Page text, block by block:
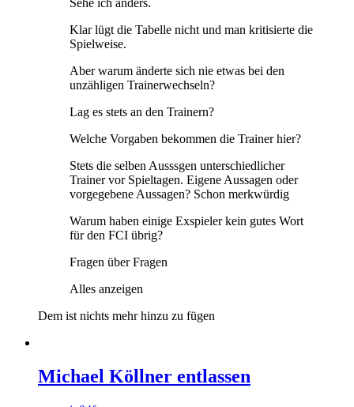
Klar lügt die Tabelle nicht und man kritisierte die
Spielweise.
Aber warum änderte sich nie etwas bei den
unzähligen Trainerwechseln?
Lag es stets an den Trainern?
Welche Vorgaben bekommen die Trainer hier?
Stets die selben Ausssgen unterschiedlicher
Trainer vor Spieltagen. Eigene Aussagen oder
vorgegebene Aussagen? Schon merkwürdig
Warum haben einige Exspieler kein gutes Wort
für den FCI übrig?
Fragen über Fragen
Alles anzeigen
Dem ist nichts mehr hinzu zu fügen
Michael Köllner entlassen